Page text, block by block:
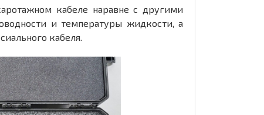
кабеле наравне с другими
и температуры жидкости, а
кабеля.